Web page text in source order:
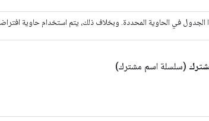
الجدول في الحاوية المحددة. وبخلاف ذلك، يتم استخدام حاوية
(سلسلة اسم مشترك)